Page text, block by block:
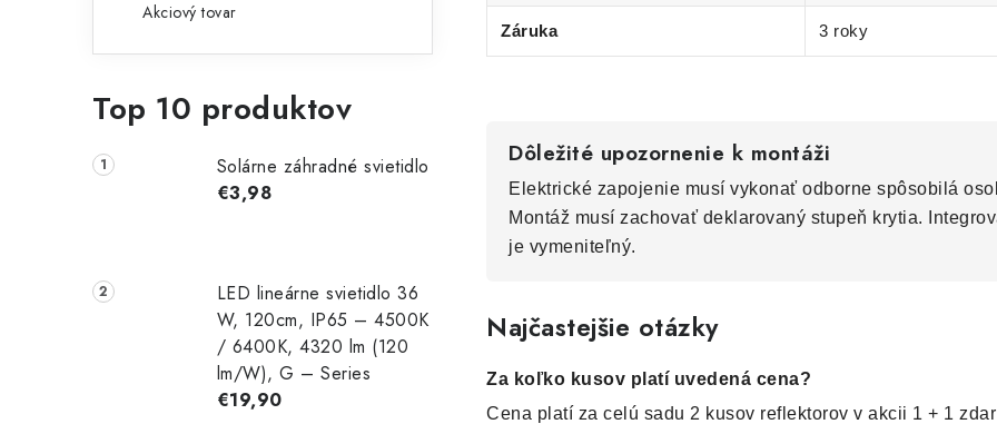
Akciový tovar
Top 10 produktov
Solárne záhradné svietidlo
€3,98
LED lineárne svietidlo 36
W, 120cm, IP65 – 4500K
/ 6400K, 4320 lm (120
lm/W), G – Series
€19,90
Záruka 3 roky
Dôležité upozornenie k montáži
Elektrické zapojenie musí vykonať odborne spôsobilá
Montáž musí zachovať deklarovaný stupeň krytia.
je vymeniteľný.
Najčastejšie otázky
Za koľko kusov platí uvedená cena?
Cena platí za celú sadu 2 kusov reflektorov v akcii 1 + 1